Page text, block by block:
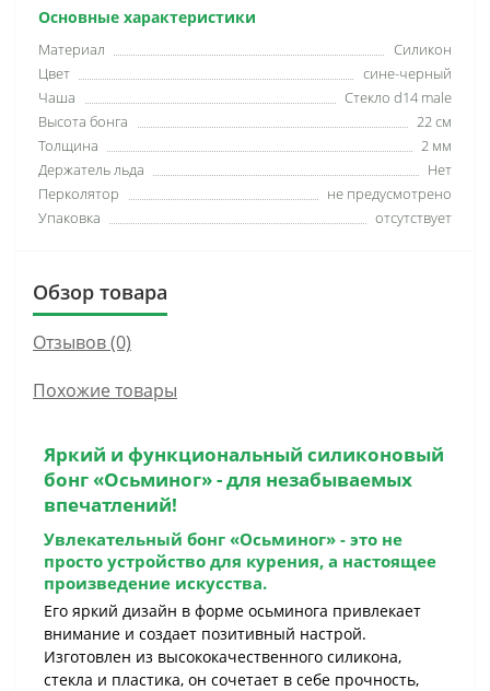
Основные характеристики
Материал
Силикон
Цвет
сине-черный
Чаша
Стекло d14 male
Высота бонга
22 см
Толщина
2 мм
Держатель льда
Нет
Перколятор
не предусмотрено
Упаковка
отсутствует
Обзор товара
Отзывов (0)
Похожие товары
Яркий и функциональный силиконовый
бонг «Осьминог»- для незабываемых
впечатлений!
Увлекательный бонг «Осьминог» - это не
просто устройство для курения, а настоящее
произведение искусства.
Его яркий дизайн в форме осьминога привлекает
внимание и создает позитивный настрой.
Изготовлен из высококачественного силикона,
стекла и пластика, он сочетает в себе прочность,